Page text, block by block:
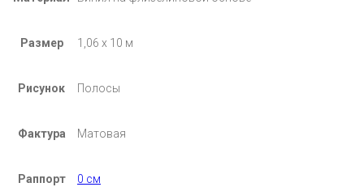
Размер 1,06 х 10 м
Рисунок Полосы
Фактура Матовая
Раппорт 0 см